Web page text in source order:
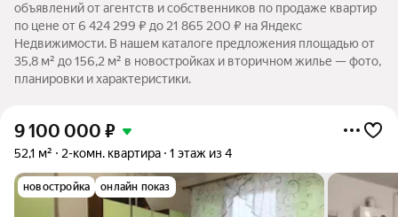
объявлений от агентств и собственников по продаже квартир
по цене от 6 424 299 ₽ до 21 865 200 ₽ на Яндекс
Недвижимости. В нашем каталоге предложения площадью от
35,8 м² до 156,2 м² в новостройках и вторичном жилье — фото,
планировки и характеристики.
9 100 000 ₽
52,1 м² 2-комн. квартира 1 этаж из 4
новостройка онлайн показ